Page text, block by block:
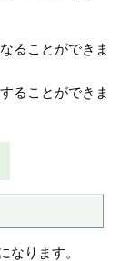
ることができま
ることができま
なります。